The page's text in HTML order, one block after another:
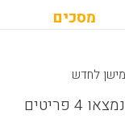
מסכים
מישן לחדש
נמצאו 4 פריטים